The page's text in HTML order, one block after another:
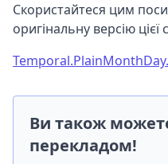
Скористайтеся цим
оригінальну версію цієї
Ви також
перекладом!